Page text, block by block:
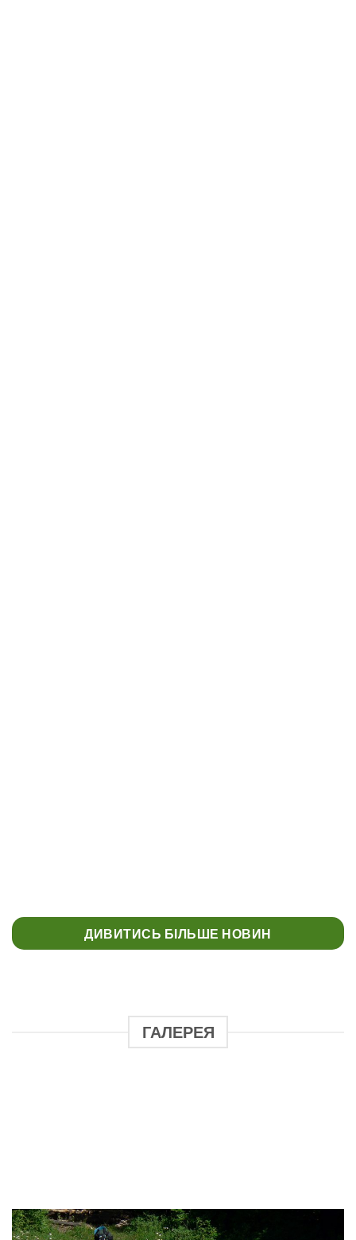
УКРАЇНСЬКОЇ ДІАСПОРИ
ДИВИТИСЬ БІЛЬШЕ НОВИН
ГАЛЕРЕЯ